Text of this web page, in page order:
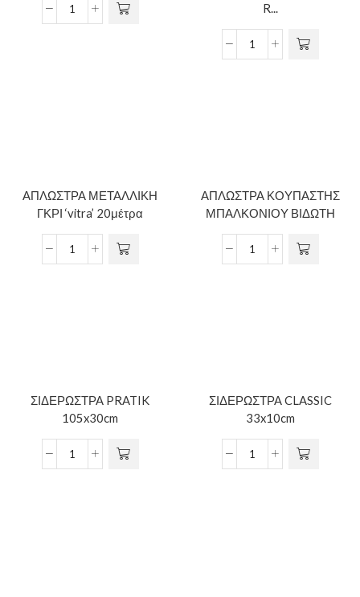
R...
ΑΠΛΩΣΤΡΑ ΜΕΤΑΛΛΙΚΗ
ΓΚΡΙ ‘vitra’ 20μέτρα
ΑΠΛΩΣΤΡΑ ΚΟΥΠΑΣΤΗΣ
ΜΠΑΛΚΟΝΙΟΥ ΒΙΔΩΤΗ
ΣΙΔΕΡΩΣΤΡΑ PRATIK
105x30cm
ΣΙΔΕΡΩΣΤΡΑ CLASSIC
33x10cm